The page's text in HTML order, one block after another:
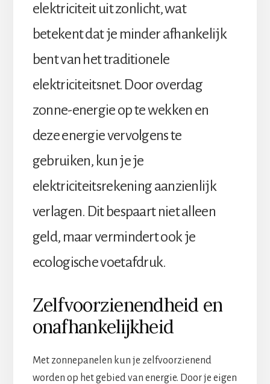
elektriciteit uit zonlicht, wat
betekent dat je minder afhankelijk
bent van het traditionele
elektriciteitsnet. Door overdag
zonne-energie op te wekken en
deze energie vervolgens te
gebruiken, kun je je
elektriciteitsrekening aanzienlijk
verlagen. Dit bespaart niet alleen
geld, maar vermindert ook je
ecologische voetafdruk.
Zelfvoorzienendheid en
onafhankelijkheid
Met zonnepanelen kun je zelfvoorzienend
worden op het gebied van energie. Door je eigen